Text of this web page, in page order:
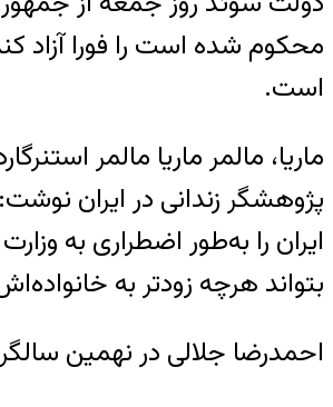
محکوم شده است را فورا آزاد
است.
ماریا، مالمر ماریا مالمر
پژوهشگر زندانی در ایران
ایران را به‌طور اضطراری به
بتواند هرچه زودتر به
احمدرضا جلالی در نهمین